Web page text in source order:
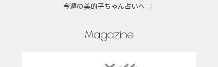
今週の美的子ちゃん占いへ
Magazine